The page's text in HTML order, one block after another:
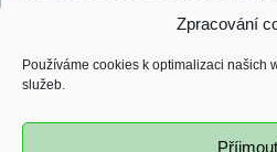
Zpracování
Používáme cookies k optimalizaci našich
služeb.
Příjmout
Zásady cookies
Poslední změna